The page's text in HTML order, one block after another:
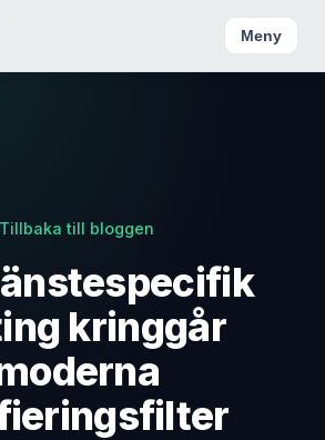
Meny
Tillbaka till bloggen
kringgår